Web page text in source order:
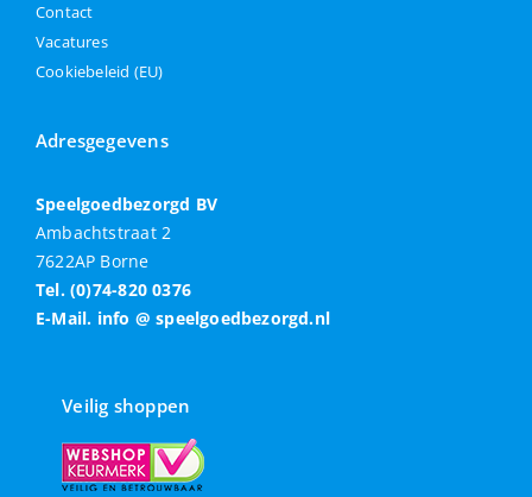
Contact
Vacatures
Cookiebeleid (EU)
Adresgegevens
Speelgoedbezorgd BV
Ambachtstraat 2
7622AP Borne
Tel. (0)74-820 0376
E-Mail. info @ speelgoedbezorgd.nl
Veilig shoppen